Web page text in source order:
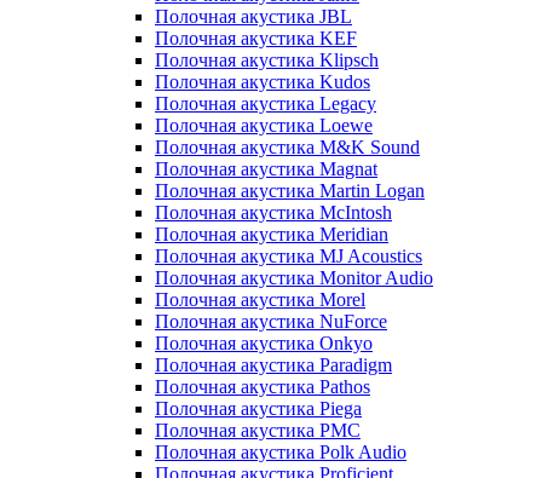
Полочная акустика JBL
Полочная акустика KEF
Полочная акустика Klipsch
Полочная акустика Kudos
Полочная акустика Legacy
Полочная акустика Loewe
Полочная акустика M&K Sound
Полочная акустика Magnat
Полочная акустика Martin Logan
Полочная акустика McIntosh
Полочная акустика Meridian
Полочная акустика MJ Acoustics
Полочная акустика Monitor Audio
Полочная акустика Morel
Полочная акустика NuForce
Полочная акустика Onkyo
Полочная акустика Paradigm
Полочная акустика Pathos
Полочная акустика Piega
Полочная акустика PMC
Полочная акустика Polk Audio